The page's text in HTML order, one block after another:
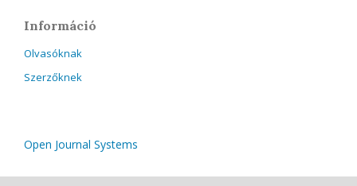
Információ
Olvasóknak
Szerzőknek
Open Journal Systems